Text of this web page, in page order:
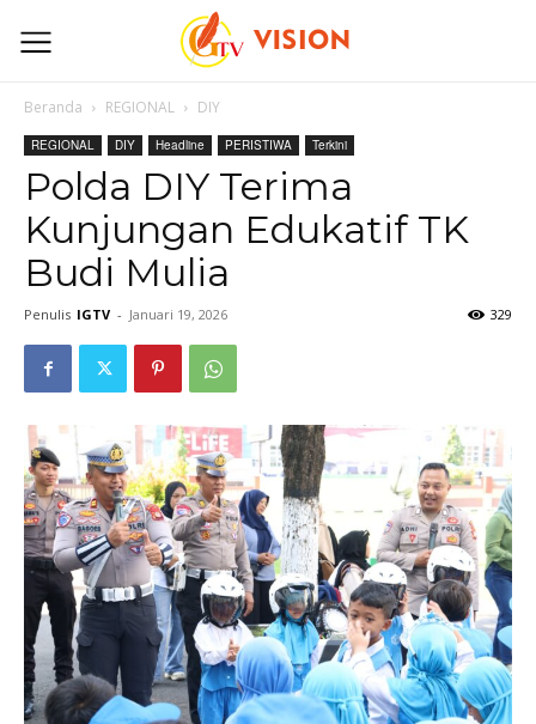
Beranda REGIONAL DIY
REGIONAL DIY Headline PERISTIWA Terkini
Polda DIY Terima
Kunjungan Edukatif TK
Budi Mulia
Penulis IGTV - Januari 19, 2026 329